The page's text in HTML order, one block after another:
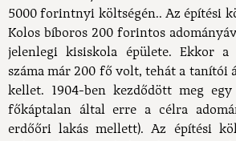
5000 forintnyi költségén.. Az építési
Kolos bíboros 200 forintos
jelenlegi kisiskola épülete. Ekkor a
száma már 200 fő volt, tehát a tanítói
kellet. 1904-ben kezdődött meg
főkáptalan által erre a célra
erdőőri lakás mellett). Az építési